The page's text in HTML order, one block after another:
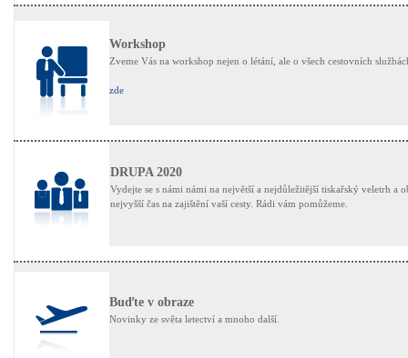
Workshop
Zveme Vás na workshop nejen o létání, ale o všech cestovních
zde
DRUPA 2020
Vydejte se s námi námi na největší a nejdůležitější tiskařský veletrh
nejvyšší čas na zajištění vaší cesty. Rádi vám pomůžeme.
Buďte v obraze
Novinky ze světa letectví a mnoho další.